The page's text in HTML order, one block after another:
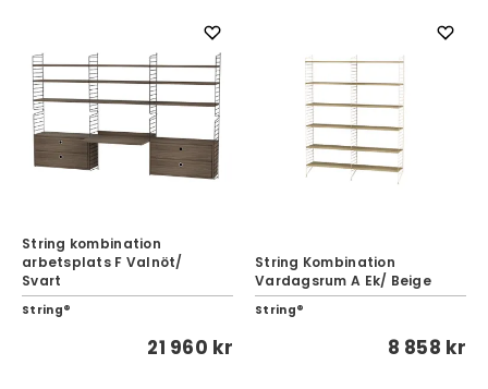
String kombination
arbetsplats F Valnöt/
Svart
String®
21 960 kr
String Kombination
Vardagsrum A Ek/ Beige
String®
8 858 kr